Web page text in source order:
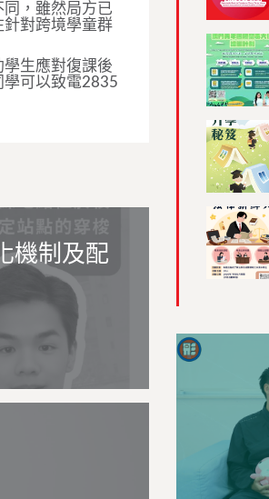
，雖然局方已
對跨境學童群
生應對復課後
學可以致電2835
機制及配